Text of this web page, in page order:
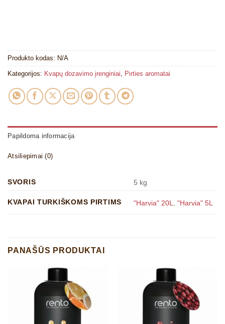
Produkto kodas: N/A
Kategorijos: Kvapų dozavimo įrenginiai, Pirties aromatai
Papildoma informacija
Atsiliepimai (0)
SVORIS 5 kg
KVAPAI TURKIŠKOMS PIRTIMS "Harvia" 20L ,"Harvia" 5L
PANAŠŪS PRODUKTAI